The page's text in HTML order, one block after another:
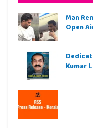
Man
Open
Kumar